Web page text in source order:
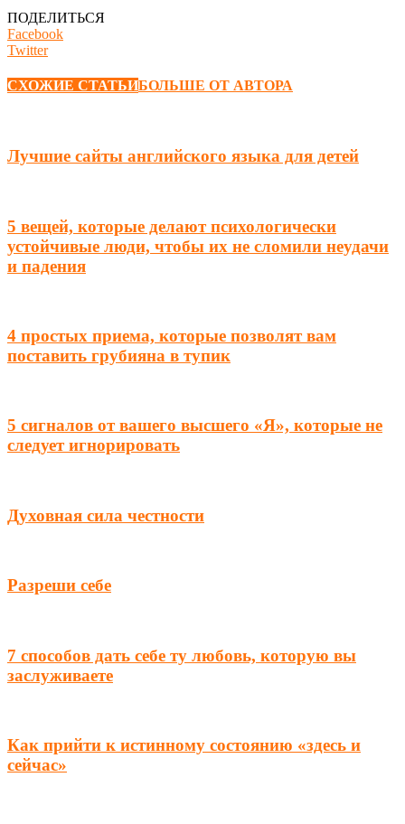
ПОДЕЛИТЬСЯ
Facebook
Twitter
СХОЖИЕ СТАТЬИБОЛЬШЕ ОТ АВТОРА
Лучшие сайты английского языка для детей
5 вещей, которые делают психологически
устойчивые люди, чтобы их не сломили неудачи
и падения
4 простых приема, которые позволят вам
поставить грубияна в тупик
5 сигналов от вашего высшего «Я», которые не
следует игнорировать
Духовная сила честности
Разреши себе
7 способов дать себе ту любовь, которую вы
заслуживаете
Как прийти к истинному состоянию «здесь и
сейчас»